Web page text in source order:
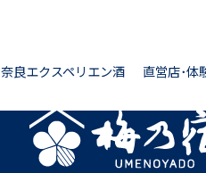
奈良エクスペリエン酒 直営店･体